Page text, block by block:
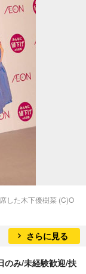
した木下優樹菜 (C)O
さらに見る
のみ/未経験歓迎/扶